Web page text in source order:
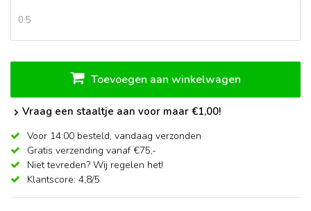
Toevoegen aan winkelwagen
Vraag een staaltje aan voor maar €1,00!
Voor 14:00 besteld, vandaag verzonden
Gratis verzending vanaf €75,-
Niet tevreden? Wij regelen het!
Klantscore: 4,8/5